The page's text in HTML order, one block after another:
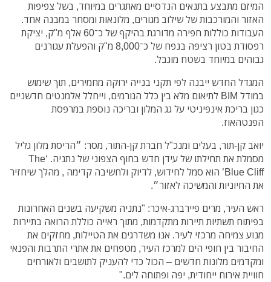
המיזם מתבצע בתנאים הנדסיים מאתגרים במיוחד, בשל צפיפות
האזור והמורכבות של שילוב מגורים, מלונאות ומסחר במבנה אחד.
העבודות כוללות חפירה מדורגת בהיקף של כ־60 אלף מ"ק, יציקת
רפסודת בטון רציפה בנפח של כ־8,000 מ"ק והפעלת עגורנים
גבוהים במיוחד בשטח מוגבל.
המגדל החדש ייבנה לפי תקני בנייה ירוקה מחמירים, תוך שימוש
במודל BIM לתיאום מלא בין כלל הגורמים, וייחלל אלמנטים חדשניים
כגון בריכת אינפיניטי על גג המלון ובריכה נוספת במרפסת
הפנטהאוז.
יואב קן-תור, בעלים ומנכ"ל חברת קן-התור, מסר: ״הריסת מלון גליל
מסמלת את תחילתו של עידן חדש בחוף הצפוני של נתניה. ‘The
Blue Cliff’ הוא סמל לחידוש, לדיוק ולחשיבה קדימה , מהלך שיחזיר
את החיוניות והמשיכה לאזור״.
ראש העיר, מרים פיירברג-איכר: "נתניה משקיעה בשנים האחרונות
בפיתוח תשתיות תיירות מתקדמות, מתוך ראייה כוללת הרואה בתיירות
מנוע צמיחה מרכזי לעיר. אנו משדרגים את הטיילות, מחזקים את
החיבור בין חופי הים למרכז העיר, מטפחים את אתרי התרבות והפנאי
ומקדמים מלונות חדשים – הכול כדי להעניק לתושבים ולאורחים
חוויית אירוח ייחודית, יפה ופתוחה לים."